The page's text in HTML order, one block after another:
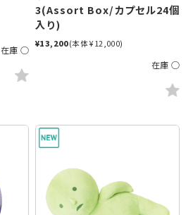
在庫 ○
3(Assort Box/カプセル24個
入り)
¥13,200(本体 ¥12,000)
在庫 ○